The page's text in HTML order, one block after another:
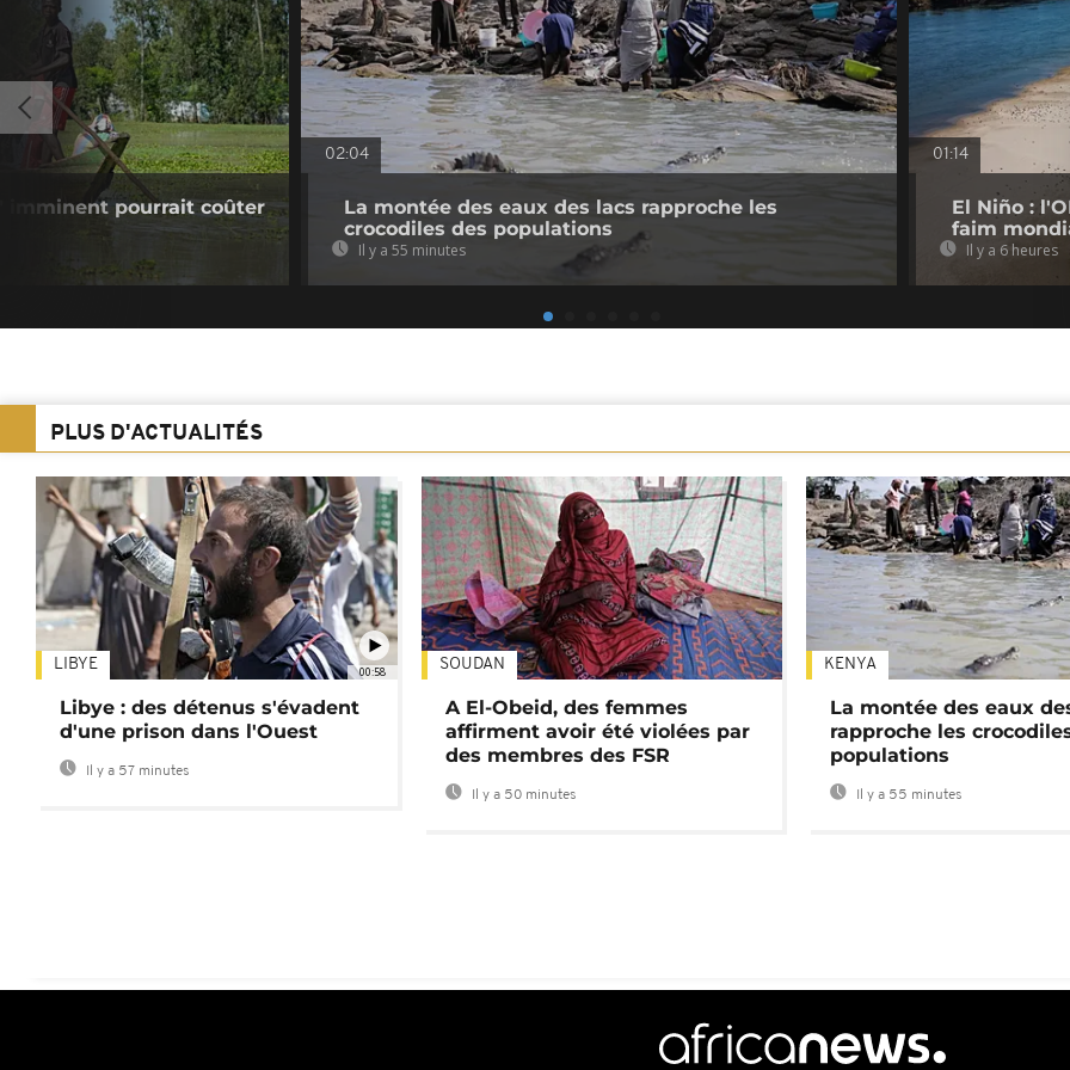
imminent pourrait coûter
02:04
La montée des eaux des lacs rapproche les
crocodiles des populations
Il y a 55 minutes
01:14
El Niño :
faim
Il y a 6 heures
PLUS D'ACTUALITÉS
00:58
LIBYE
Libye : des détenus s'évadent
d'une prison dans l'Ouest
Il y a 57 minutes
SOUDAN
A El-Obeid, des femmes
affirment avoir été violées par
des membres des FSR
Il y a 50 minutes
KENYA
La montée des eaux
rapproche les
populations
Il y a 55 minutes